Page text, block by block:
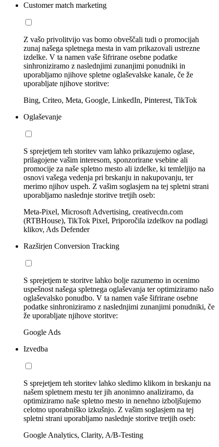
Customer match marketing
Z vašo privolitvijo vas bomo obveščali tudi o promocijah
zunaj našega spletnega mesta in vam prikazovali ustrezne
izdelke. V ta namen vaše šifrirane osebne podatke
sinhroniziramo z naslednjimi zunanjimi ponudniki in
uporabljamo njihove spletne oglaševalske kanale, če že
uporabljate njihove storitve:
Bing, Criteo, Meta, Google, LinkedIn, Pinterest, TikTok
Oglaševanje
S sprejetjem teh storitev vam lahko prikazujemo oglase,
prilagojene vašim interesom, sponzorirane vsebine ali
promocije za naše spletno mesto ali izdelke, ki temleljijo na
osnovi vašega vedenja pri brskanju in nakupovanju, ter
merimo njihov uspeh. Z vašim soglasjem na tej spletni strani
uporabljamo naslednje storitve tretjih oseb:
Meta-Pixel, Microsoft Advertising, creativecdn.com
(RTBHouse), TikTok Pixel, Priporočila izdelkov na podlagi
klikov, Ads Defender
Razširjen Conversion Tracking
S sprejetjem te storitve lahko bolje razumemo in ocenimo
uspešnost našega spletnega oglaševanja ter optimiziramo našo
oglaševalsko ponudbo. V ta namen vaše šifrirane osebne
podatke sinhroniziramo z naslednjimi zunanjimi ponudniki, če
že uporabljate njihove storitve:
Google Ads
Izvedba
S sprejetjem teh storitev lahko sledimo klikom in brskanju na
našem spletnem mestu ter jih anonimno analiziramo, da
optimiziramo naše spletno mesto in nenehno izboljšujemo
celotno uporabniško izkušnjo. Z vašim soglasjem na tej
spletni strani uporabljamo naslednje storitve tretjih oseb:
Google Analytics, Clarity, A/B-Testing